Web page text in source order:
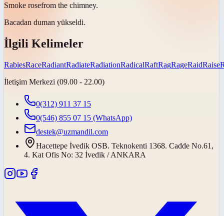
Smoke rosefrom the chimney.
Bacadan duman yükseldi.
İlgili Kelimeler
RabiesRaceRadiantRadiateRadiationRadicalRaftRagRageRaidRaise
İletişim Merkezi (09.00 - 22.00)
0(312) 911 37 15
0(546) 855 07 15 (WhatsApp)
destek@uzmandil.com
Hacettepe İvedik OSB. Teknokenti 1368. Cadde No.61,
4. Kat Ofis No: 32 İvedik / ANKARA